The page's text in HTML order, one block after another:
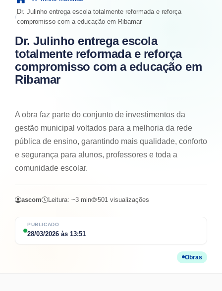
Dr. Julinho entrega escola totalmente reformada e reforça
compromisso com a educação em Ribamar
Dr. Julinho entrega escola
totalmente reformada e reforça
compromisso com a educação em
Ribamar
PUBLICADO
28/03/2026 às 13:51
Obras
A obra faz parte do conjunto de investimentos da
gestão municipal voltados para a melhoria da rede
pública de ensino, garantindo mais qualidade, conforto
e segurança para alunos, professores e toda a
comunidade escolar.
ascom Leitura: ~3 min 501 visualizações